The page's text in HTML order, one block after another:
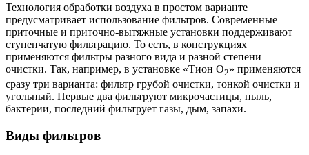
Технология обработки воздуха в простом варианте
предусматривает использование фильтров. Современные
приточные и приточно-вытяжные установки поддерживают
ступенчатую фильтрацию. То есть, в конструкциях
применяются фильтры разного вида и разной степени
очистки. Так, например, в установке «Тион О2» применяются
сразу три варианта: фильтр грубой очистки, тонкой очистки и
угольный. Первые два фильтруют микрочастицы, пыль,
бактерии, последний фильтрует газы, дым, запахи.
Виды фильтров